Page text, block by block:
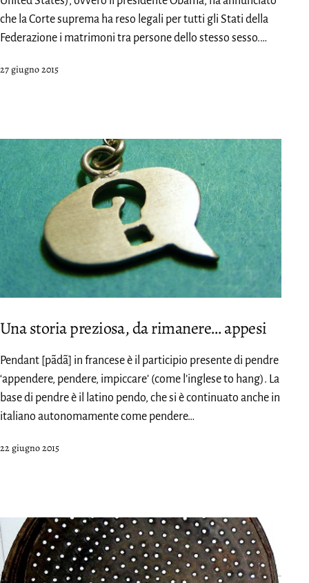
che la Corte suprema ha reso legali per tutti gli Stati della
Federazione i matrimoni tra persone dello stesso sesso.…
Pubblicato
27 giugno 2015
Una storia preziosa, da rimanere… appesi
Pendant [pãdã] in francese è il participio presente di pendre
‘appendere, pendere, impiccare’ (come l’inglese to hang). La
base di pendre è il latino pendo, che si è continuato anche in
italiano autonomamente come pendere…
Pubblicato
22 giugno 2015